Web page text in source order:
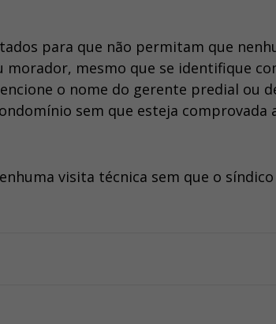
para que não permitam que
mesmo que se identifique
o nome do gerente predial ou
sem que esteja comprovada
visita técnica sem que o